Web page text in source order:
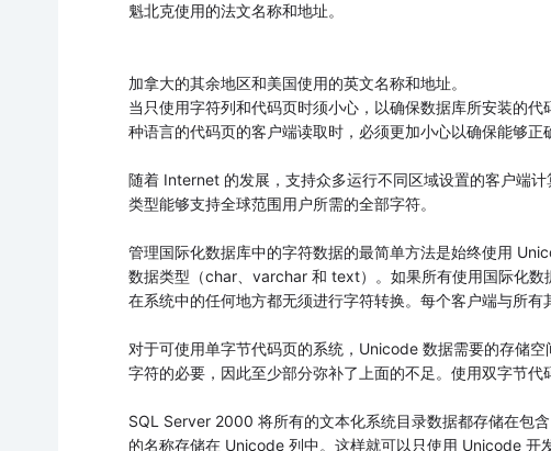
魁北克使用的法文名称和地址。
加拿大的其余地区和美国使用的英文名称和地址。
当只使用字符列和代码页时须小心，以确保数据库所安装的
种语言的代码页的客户端读取时，必须更加小心以确保能够正
随着 Internet 的发展，支持众多运行不同区域设置的客户端
类型能够支持全球范围用户所需的全部字符。
管理国际化数据库中的字符数据的最简单方法是始终使用
数据类型（char、varchar 和 text）。如果所有使用国际化
在系统中的任何地方都无须进行字符转换。每个客户端与所有
对于可使用单字节代码页的系统，Unicode 数据需要的存储
字符的必要，因此至少部分弥补了上面的不足。使用双字节代
SQL Server 2000 将所有的文本化系统目录数据都存储在包
的名称存储在 Unicode 列中。这样就可以只使用 Unicode 开